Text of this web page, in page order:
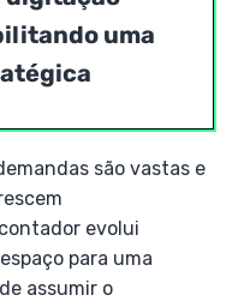
uma
são vastas e
evolui
para uma
assumir o